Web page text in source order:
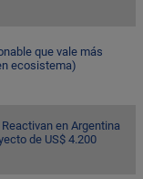
que vale más
ecosistema)
en Argentina
de US$ 4.200